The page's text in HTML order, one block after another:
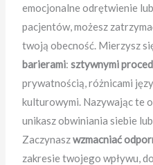
emocjonalne odrętwienie
pacjentów, możesz
twoją obecność. Mierzysz
barierami:sztywnymi
prywatnością, różnicami
kulturowymi. Nazywając te
unikasz obwiniania siebie
Zaczynaszwzmacniać
zakresie twojego wpływu,